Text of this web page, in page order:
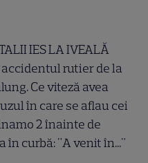
IES LA IVEALĂ
accidentul rutier de la
Ce viteză avea
în care se aflau cei
2 înainte de
în curbă: "A venit în..."